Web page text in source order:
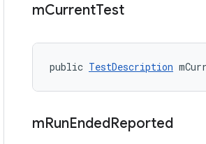
mCurrentTest
public TestDescription
mRunEndedReported